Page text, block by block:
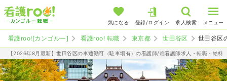
気になる 登録/ログイン 求人検索 メニュー
看護roo![カンゴルー] 看護roo! 転職 東京都 世田谷区 世田谷区
【2026年8月最新】世田谷区の車通勤可（駐車場有）の看護師/准看護師求人・転職・給料